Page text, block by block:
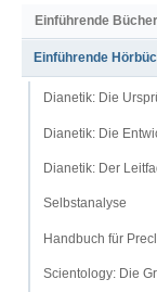
Einführende Bücher
Einführende
Dianetik: Die
Dianetik: Die
Dianetik: Der
Selbstanalyse
Handbuch für
Scientology: Die